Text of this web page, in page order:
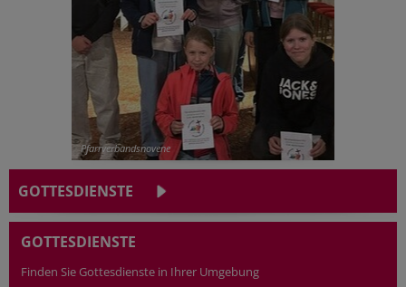
Erstkommunion
GOTTESDIENSTE
GOTTESDIENSTE
Finden Sie Gottesdienste in Ihrer Umgebung